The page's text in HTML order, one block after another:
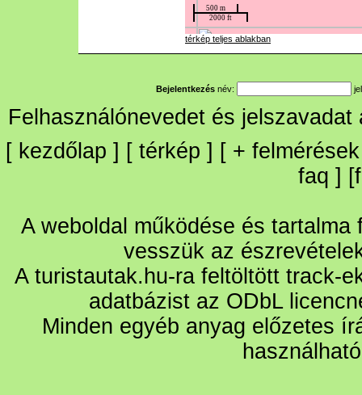
térkép teljes ablakban
Bejelentkezés név:
Felhasználónevedet és
[ kezdőlap ] [ térkép ] [ + felmérések
faq ] [
A weboldal működése és
vesszük az
A turistautak.hu-ra feltöltött track-
adatbázist az ODbL
Minden egyéb anyag előzetes